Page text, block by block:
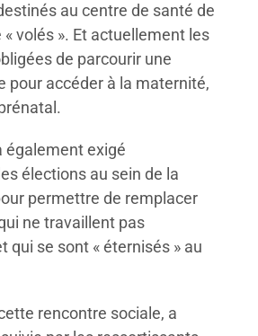
au centre de santé de
« volés ». Et actuellement les
de parcourir une
pour accéder à la maternité,
également exigé
élections au sein de la
permettre de remplacer
ne travaillent pas
qui se sont « éternisés » au
rencontre sociale, a